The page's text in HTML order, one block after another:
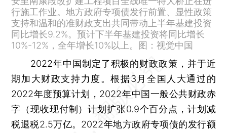
行施工作业。地方政府专项债发行前置、显性政策
支持和温和的准财政支出共同带动上半年基建投资
同比增长9.2%。预计下半年基建投资将同比增长
10%-12%，全年增长10%以上。图：视觉中国
2022年中国制定了积极的财政政策，并于近
期加大财政支持力度。根据3月全国人大通过的
2022年度预算计划，2022年中国一般公共财政赤
字（现收现付制）计划扩张0.9个百分点，计划减
税退税2.5万亿。2022年地方政府专项债的发行额